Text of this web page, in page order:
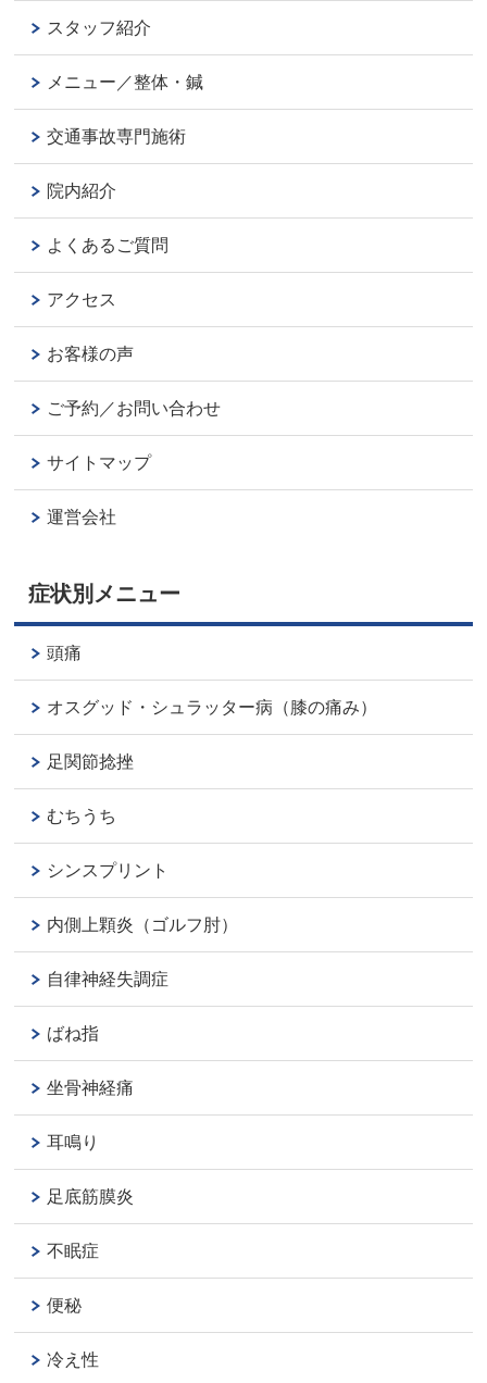
スタッフ紹介
メニュー／整体・鍼
交通事故専門施術
院内紹介
よくあるご質問
アクセス
お客様の声
ご予約／お問い合わせ
サイトマップ
運営会社
症状別メニュー
頭痛
オスグッド・シュラッター病（膝の痛み）
足関節捻挫
むちうち
シンスプリント
内側上顆炎（ゴルフ肘）
自律神経失調症
ばね指
坐骨神経痛
耳鳴り
足底筋膜炎
不眠症
便秘
冷え性